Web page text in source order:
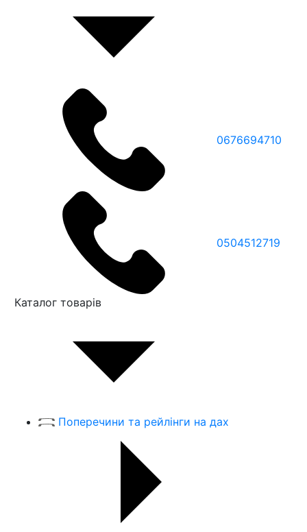
0676694710
0504512719
Каталог товарів
Поперечини та рейлінги на дах